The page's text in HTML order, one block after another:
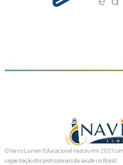
O Navis Lumen Educacional nasceu em 2021
capacitação dos profissionais da saúde no Brasil.